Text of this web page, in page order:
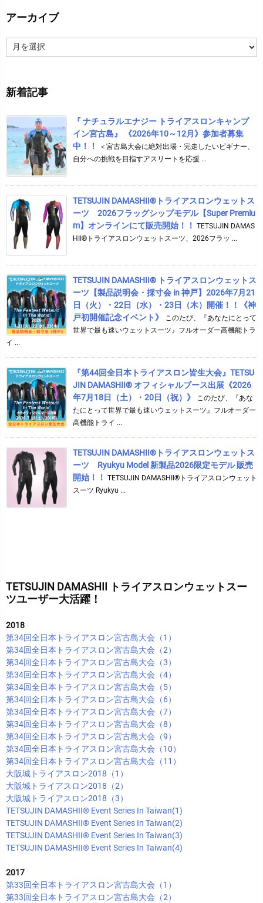
アーカイブ
ー
ブ
新着記事
『 ナチュラルエナジー トライアスロンキャンプ
イン宮古島』 《2026年10～12月》参加者募集
中！！
＜宮古島大会に絶対出場・完走したいビギナー、
自分への挑戦を目指すアスリートを応援 ...
TETSUJIN DAMASHII®︎トライアスロンウェットス
ーツ 2026フラッグシップモデル【Super Premiu
m】オンラインにて販売開始！！ TETSUJIN DAMAS
HII®トライアスロンウェットスーツ、2026フラッ ...
TETSUJIN DAMASHII® トライアスロンウェットス
ーツ【製品説明会・採寸会 in 神戸】2026年7月21
日（火）・22日（水）・23日（木）開催！！《神
戸初開催記念イベント》
このたび、『あなたにとって
世界で最も速いウェットスーツ』フルオーダー高機能トラ
イ ...
『第44回全日本トライアスロン皆生大会』TETSU
JIN DAMASHII® オフィシャルブース出展《2026
年7月18日（土）・20日（祝）》
このたび、『あな
たにとって世界で最も速いウェットスーツ』フルオーダー
高機能トライ ...
TETSUJIN DAMASHII®︎トライアスロンウェットス
ーツ Ryukyu Model 新製品2026限定モデル 販売
開始！！ TETSUJIN DAMASHII®︎トライアスロンウェット
スーツ Ryukyu ...
TETSUJIN DAMASHII トライアスロンウェットスー
ツユーザー大活躍！
2018
第34回全日本トライアスロン宮古島大会（1）
第34回全日本トライアスロン宮古島大会（2）
第34回全日本トライアスロン宮古島大会（3）
第34回全日本トライアスロン宮古島大会（4）
第34回全日本トライアスロン宮古島大会（5）
第34回全日本トライアスロン宮古島大会（6）
第34回全日本トライアスロン宮古島大会（7）
第34回全日本トライアスロン宮古島大会（8）
第34回全日本トライアスロン宮古島大会（9）
第34回全日本トライアスロン宮古島大会（10）
第34回全日本トライアスロン宮古島大会（11）
大阪城トライアスロン2018（1）
大阪城トライアスロン2018（2）
大阪城トライアスロン2018（3）
TETSUJIN DAMASHII®︎ Event Series In Taiwan(1)
TETSUJIN DAMASHII®︎ Event Series In Taiwan(2)
TETSUJIN DAMASHII®︎ Event Series In Taiwan(3)
TETSUJIN DAMASHII®︎ Event Series In Taiwan(4)
2017
第33回全日本トライアスロン宮古島大会（1）
第33回全日本トライアスロン宮古島大会（2）